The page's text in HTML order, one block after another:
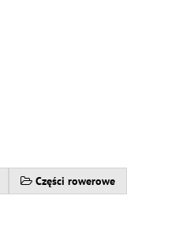
Części rowerowe